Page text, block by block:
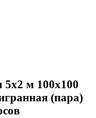
5х2 м 100х100
(пара)